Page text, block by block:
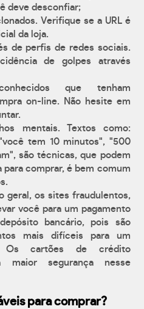
deve desconfiar;
Verifique se a URL é
da loja.
de perfis de redes sociais.
de golpes através
que tenham
on-line. Não hesite em
mentais. Textos como:
tem 10 minutos", "500
são técnicas, que podem
para comprar, é bem comum
geral, os sites fraudulentos,
você para um pagamento
bancário, pois são
mais difíceis para um
Os cartões de crédito
maior segurança nesse
para comprar?